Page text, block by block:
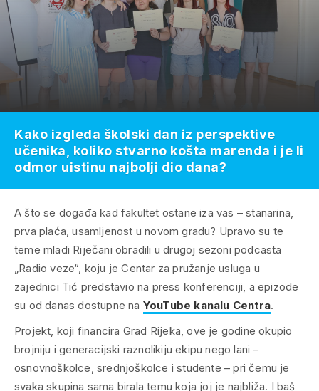
A što se događa kad fakultet ostane iza vas – stanarina,
prva plaća, usamljenost u novom gradu? Upravo su te
teme mladi Riječani obradili u drugoj sezoni podcasta
„Radio veze“, koju je Centar za pružanje usluga u
zajednici Tić predstavio na press konferenciji, a epizode
su od danas dostupne na YouTube kanalu Centra.
Projekt, koji financira Grad Rijeka, ove je godine okupio
brojniju i generacijski raznolikiju ekipu nego lani –
osnovnoškolce, srednjoškolce i studente – pri čemu je
svaka skupina sama birala temu koja joj je najbliža. I baš
Kako izgleda školski dan iz perspektive
učenika, koliko stvarno košta marenda i je li
odmor uistinu najbolji dio dana?